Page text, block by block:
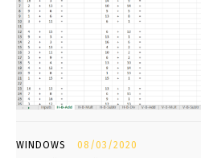
WINDOWS 08/03/2020